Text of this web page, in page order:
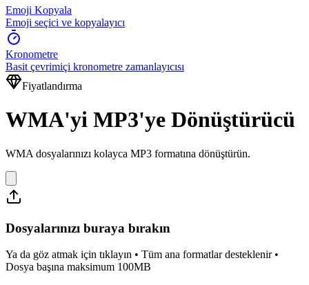
Emoji Kopyala
Emoji seçici ve kopyalayıcı
Kronometre
Basit çevrimiçi kronometre zamanlayıcısı
Fiyatlandırma
WMA'yi MP3'ye Dönüştürücü
WMA dosyalarınızı kolayca MP3 formatına dönüştürün.
Dosyalarınızı buraya bırakın
Ya da göz atmak için tıklayın • Tüm ana formatlar desteklenir •
Dosya başına maksimum 100MB